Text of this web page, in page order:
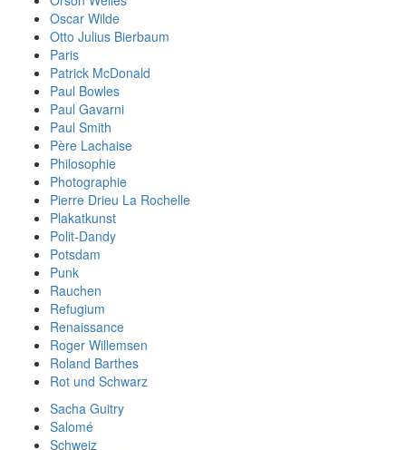
Oscar Wilde
Otto Julius Bierbaum
Paris
Patrick McDonald
Paul Bowles
Paul Gavarni
Paul Smith
Père Lachaise
Philosophie
Photographie
Pierre Drieu La Rochelle
Plakatkunst
Polit-Dandy
Potsdam
Punk
Rauchen
Refugium
Renaissance
Roger Willemsen
Roland Barthes
Rot und Schwarz
Sacha Guitry
Salomé
Schweiz